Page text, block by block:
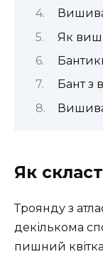
Як
Бант з
Як
Троянду з
декількома
пишний